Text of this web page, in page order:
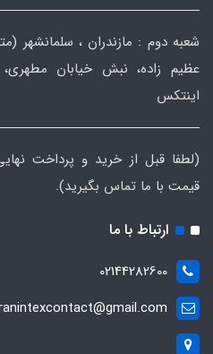
عظیم زاده، نبش خیابان
اینتکس
(لطفا قبل از خرید و پرداخت
قیمت با ما تماس بگیرید).
ارتباط با ما
02144282600